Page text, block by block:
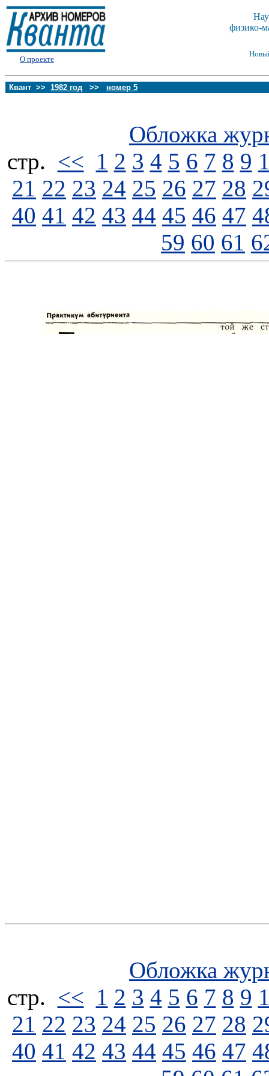
О проекте
физико-
Квант >> 1982 год >> номер 5
Обложка
стp. << 1 2 3 4 5 6 7 8 9
21 22 23 24 25 26 27 28
40 41 42 43 44 45 46 47
59 60 61
Обложка
стp. << 1 2 3 4 5 6 7 8 9
21 22 23 24 25 26 27 28
40 41 42 43 44 45 46 47